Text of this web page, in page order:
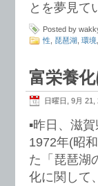
とを夢見て
Posted by
性, 琵琶湖, 環境,
富栄養
日曜日, 9月 21,
▪️昨日、滋
1972年(昭
た「琵琶湖
化に関して